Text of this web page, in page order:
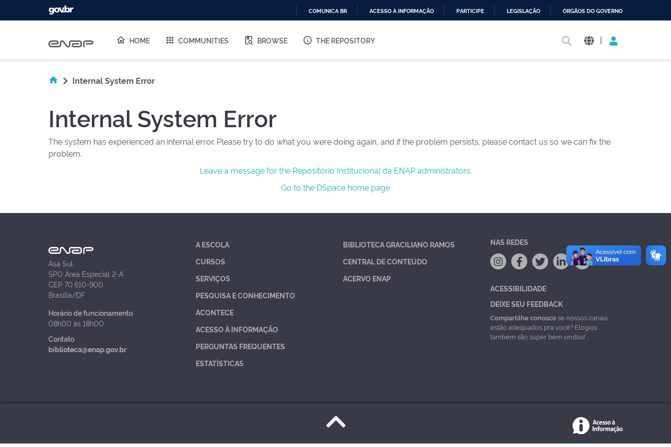
O
COMUNICA BR ACESSO À INFORMAÇÃO PARTICIPE LEGISLAÇÃO ÓRGÃOS DO GOVERNO
HOME COMMUNITIES BROWSE THE REPOSITORY |
Internal System Error
Internal System Error
The system has experienced an internal error. Please try to do what you were doing again, and if the problem persists, please contact us so we can fix the
problem.
Leave a message for the Repositório Institucional da ENAP administrators.
Go to the DSpace home page
Asa Sul
SPO Área Especial 2-A
CEP 70.610-900
Brasília/DF
Horário de funcionamento
08h00 às 18h00
Contato
biblioteca@enap.gov.br
A ESCOLA
CURSOS
SERVIÇOS
PESQUISA E CONHECIMENTO
ACONTECE
ACESSO À INFORMAÇÃO
PERGUNTAS FREQUENTES
ESTATÍSTICAS
BIBLIOTECA GRACILIANO RAMOS
CENTRAL DE CONTEÚDO
ACERVO ENAP
NAS REDES
ACESSIBILIDADE
DEIXE SEU FEEDBACK
Compartilhe conoscose nossos canais
estão adequados pra você? Elogios
também são super bem vindos!